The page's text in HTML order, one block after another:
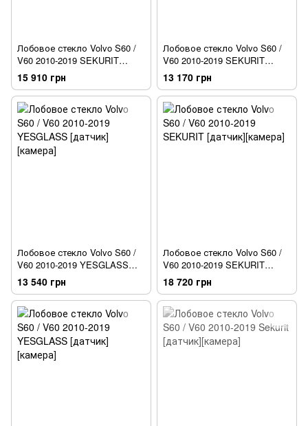
Лобовое стекло Volvo S60 /
V60 2010-2019 SEKURIT
[датчик][камера]
15 910 грн
Лобовое стекло Volvo S60 /
V60 2010-2019 SEKURIT
[камера]
13 170 грн
Лобовое стекло Volvo S60 /
V60 2010-2019 YESGLASS
[датчик][камера]
13 540 грн
Лобовое стекло Volvo S60 /
V60 2010-2019 SEKURIT
[датчик][камера]
18 720 грн